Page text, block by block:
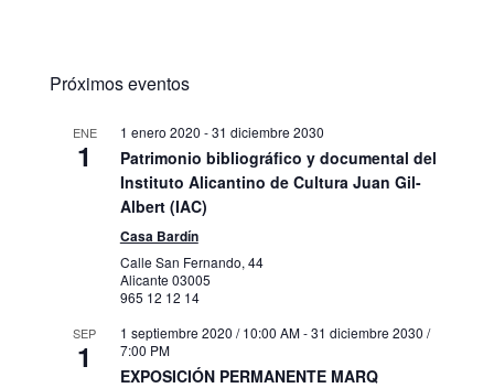
Próximos eventos
ENE
1
1 enero 2020 -31 diciembre 2030
Patrimonio bibliográfico y documental del
Instituto Alicantino de Cultura Juan Gil-
Albert (IAC)
Casa Bardín
Calle San Fernando, 44
Alicante 03005
965 12 12 14
SEP
1
1 septiembre 2020 / 10:00 AM-31 diciembre 2030 /
7:00 PM
EXPOSICIÓN PERMANENTE MARQ